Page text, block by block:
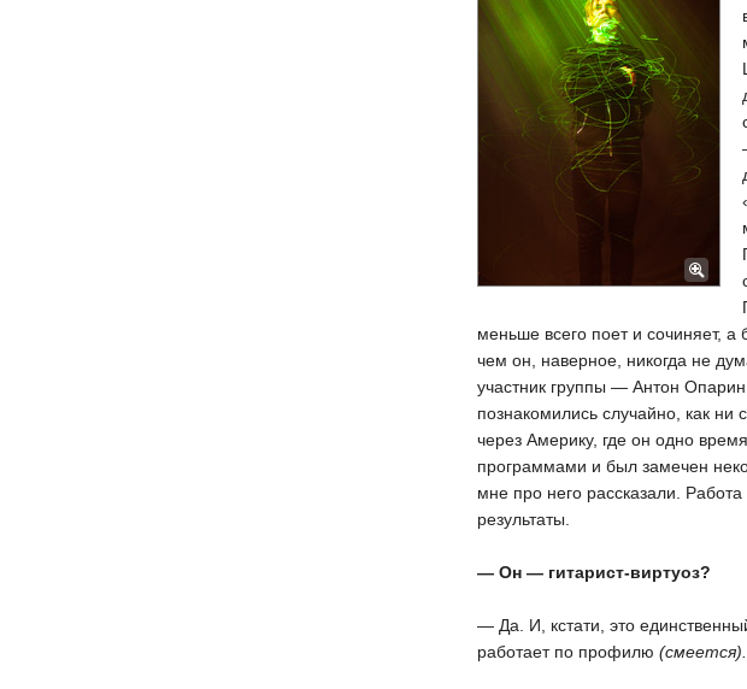
меньше всего поет и сочиняет,
чем он, наверное, никогда не
участник группы — Антон
познакомились случайно, как ни
через Америку, где он одно
программами и был замечен
мне про него рассказали.
результаты.
— Он — гитарист-виртуоз?
— Да. И, кстати, это
работает по профилю (смеется).